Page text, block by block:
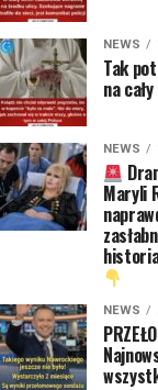
NEWS
Tak
na
NEWS
Maryli
NEWS